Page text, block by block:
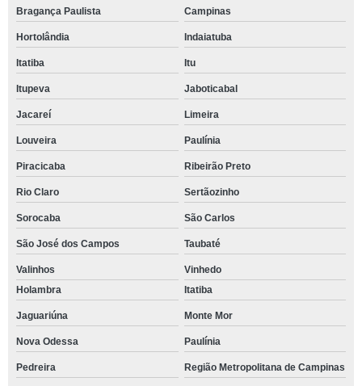
Bragança Paulista Campinas
Hortolândia Indaiatuba
Itatiba Itu
Itupeva Jaboticabal
Jacareí Limeira
Louveira Paulínia
Piracicaba Ribeirão Preto
Rio Claro Sertãozinho
Sorocaba São Carlos
São José dos Campos Taubaté
Valinhos
Vinhedo
Holambra
Itatiba
Jaguariúna Monte Mor
Nova Odessa Paulínia
Pedreira Região Metropolitana de Campinas